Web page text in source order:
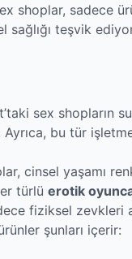
shoplar, sadece
sağlığı teşvik
sex shopların
bu tür
cinsel yaşamı
türlü erotik
fiziksel zevkleri
şunları içerir: